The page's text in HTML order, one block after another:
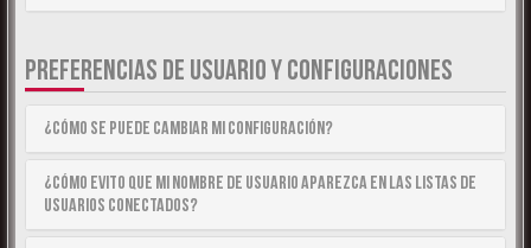
PREFERENCIAS DE USUARIO Y CONFIGURACIONES
¿Cómo se puede cambiar mi configuración?
¿Cómo evito que mi nombre de usuario aparezca en las listas de
usuarios conectados?